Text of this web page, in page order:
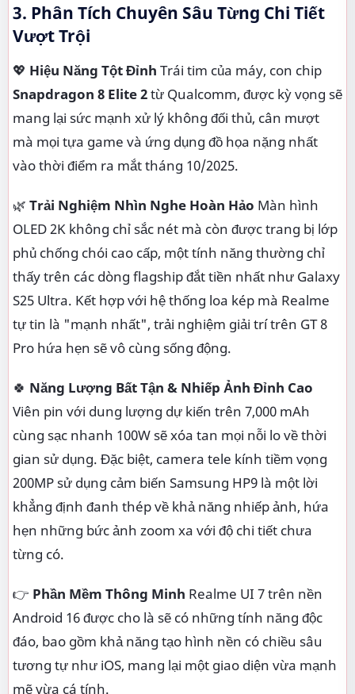
3. Phân Tích Chuyên Sâu Từng Chi Tiết
Vượt Trội
💖 Hiệu Năng Tột Đỉnh Trái tim của máy, con chip
Snapdragon 8 Elite 2từ Qualcomm, được kỳ vọng sẽ
mang lại sức mạnh xử lý không đối thủ, cân mượt
mà mọi tựa game và ứng dụng đồ họa nặng nhất
vào thời điểm ra mắt tháng 10/2025.
🌿 Trải Nghiệm Nhìn Nghe Hoàn Hảo Màn hình
OLED 2K không chỉ sắc nét mà còn được trang bị lớp
phủ chống chói cao cấp, một tính năng thường chỉ
thấy trên các dòng flagship đắt tiền nhất như Galaxy
S25 Ultra. Kết hợp với hệ thống loa kép mà Realme
tự tin là "mạnh nhất", trải nghiệm giải trí trên GT 8
Pro hứa hẹn sẽ vô cùng sống động.
🍀 Năng Lượng Bất Tận & Nhiếp Ảnh Đỉnh Cao
Viên pin với dung lượng dự kiến trên 7,000 mAh
cùng sạc nhanh 100W sẽ xóa tan mọi nỗi lo về thời
gian sử dụng. Đặc biệt, camera tele kính tiềm vọng
200MP sử dụng cảm biến Samsung HP9 là một lời
khẳng định đanh thép về khả năng nhiếp ảnh, hứa
hẹn những bức ảnh zoom xa với độ chi tiết chưa
từng có.
👉 Phần Mềm Thông Minh Realme UI 7 trên nền
Android 16 được cho là sẽ có những tính năng độc
đáo, bao gồm khả năng tạo hình nền có chiều sâu
tương tự như iOS, mang lại một giao diện vừa mạnh
mẽ vừa cá tính.